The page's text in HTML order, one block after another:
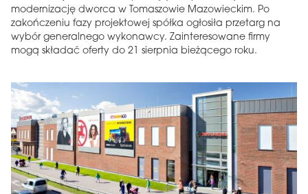
modernizację dworca w Tomaszowie Mazowieckim. Po
zakończeniu fazy projektowej spółka ogłosiła przetarg na
wybór generalnego wykonawcy. Zainteresowane firmy
mogą składać oferty do 21 sierpnia bieżącego roku.